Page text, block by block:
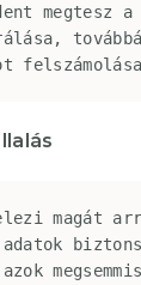
megtesz
felszámolása
magát
adatok